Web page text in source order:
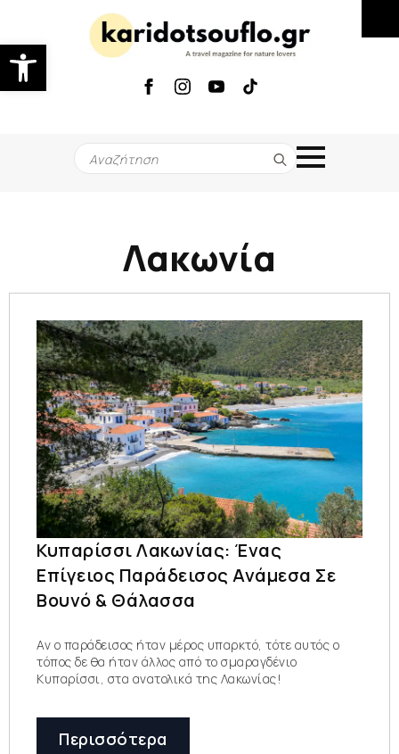
Ανοίξτε τη γραμμή εργαλείων
Search
for:
Λακωνία
Κυπαρίσσι Λακωνίας: Ένας
Επίγειος Παράδεισος Ανάμεσα Σε
Βουνό & Θάλασσα
Αν ο παράδεισος ήταν μέρος υπαρκτό, τότε αυτός ο
τόπος δε θα ήταν άλλος από το σμαραγδένιο
Κυπαρίσσι, στα ανατολικά της Λακωνίας!
Περισσότερα